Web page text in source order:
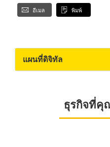
อีเมล พิมพ์
แผนที่ดิจิทัล
ธุรกิจที่คุ